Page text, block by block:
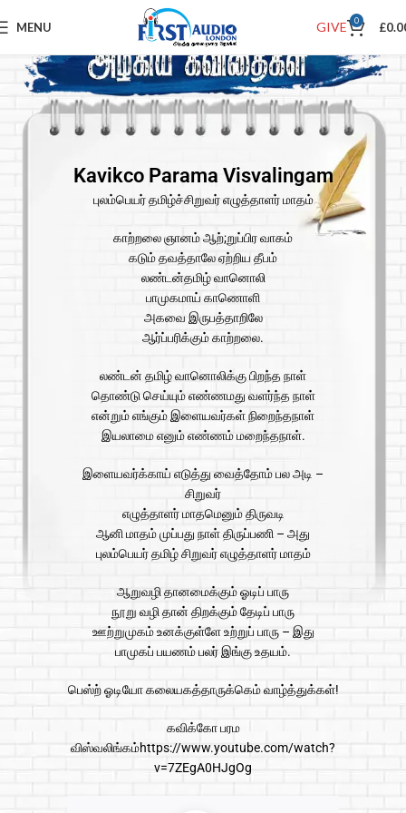
MENU GIVE 0 £
Kavikco Parama Visvalingam
புலம்பெயர் தமிழ்ச்சிறுவர் எழுத்தாளர் மாதம்
காற்றலை ஞானம் ஆற்;றுப்பிர வாகம்
கடும் தவத்தாலே ஏற்றிய தீபம்
லண்டன்தமிழ் வானொலி
பாமுகமாய் காணொளி
அகவை இருபத்தாறிலே
ஆர்ப்பரிக்கும் காற்றலை.
லண்டன் தமிழ் வானொலிக்கு பிறந்த நாள்
தொண்டு செய்யும் எண்ணமது வளர்ந்த நாள்
என்றும் எங்கும் இளையவர்கள் நிறைந்தநாள்
இயலாமை எனும் எண்ணம் மறைந்தநாள்.
இளையவர்க்காய் எடுத்து வைத்தோம் பல அடி –
சிறுவர்
எழுத்தாளர் மாதமெனும் திருவடி
ஆனி மாதம் முப்பது நாள் திருப்பணி – அது
புலம்பெயர் தமிழ் சிறுவர் எழுத்தாளர் மாதம்
ஆறுவழி தானமைக்கும் ஓடிப் பாரு
நூறு வழி தான் திறக்கும் தேடிப் பாரு
ஊற்றுமுகம் உனக்குள்ளே உற்றுப் பாரு – இது
பாமுகப் பயணம் பலர் இங்கு உதயம்.
பெஸ்ற் ஓடியோ கலையகத்தாருக்கெம் வாழ்த்துக்கள்!
கவிக்கோ பரம
விஸ்வலிங்கம்https://www.youtube.com/watch?
v=7ZEgA0HJgOg